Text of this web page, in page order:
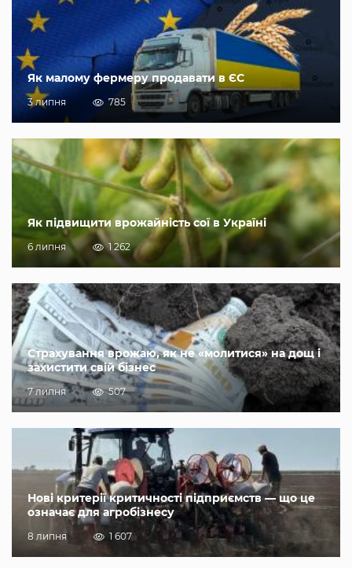
Як малому фермеру продавати в ЄС
3 липня 785
Як підвищити врожайність сої в Україні
6 липня 1 262
Страхування врожаю, як не «молитися» на дощ і
захистити свій бізнес
7 липня 507
Нові критерії критичності підприємств — що це
означає для агробізнесу
8 липня 1 607